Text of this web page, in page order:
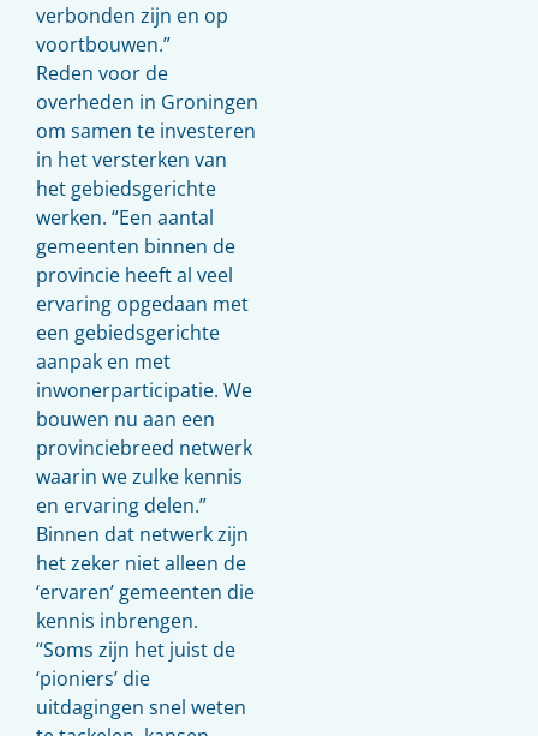
verbonden zijn en op
voortbouwen.”
Reden voor de
overheden in Groningen
om samen te investeren
in het versterken van
het gebiedsgerichte
werken. “Een aantal
gemeenten binnen de
provincie heeft al veel
ervaring opgedaan met
een gebiedsgerichte
aanpak en met
inwonerparticipatie. We
bouwen nu aan een
provinciebreed netwerk
waarin we zulke kennis
en ervaring delen.”
Binnen dat netwerk zijn
het zeker niet alleen de
‘ervaren’ gemeenten die
kennis inbrengen.
“Soms zijn het juist de
‘pioniers’ die
uitdagingen snel weten